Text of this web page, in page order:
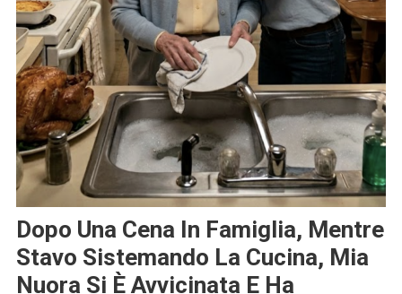
Dopo Una Cena In Famiglia, Mentre
Stavo Sistemando La Cucina, Mia
Nuora Si È Avvicinata E Ha